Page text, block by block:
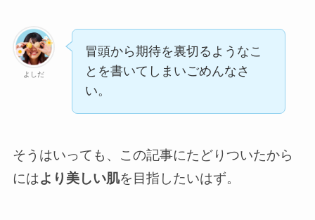
よしだ
冒頭から期待を裏切るようなこ
とを書いてしまいごめんなさ
い。
そうはいっても、この記事にたどりついたから
にはより美しい肌を目指したいはず。